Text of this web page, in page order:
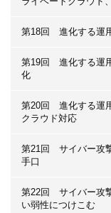
第18回 進化する運
第19回 進化する運
化
第20回 進化する運
クラウド対応
第21回 サイバー攻
手口
第22回 サイバー攻
い弱性につけこむ